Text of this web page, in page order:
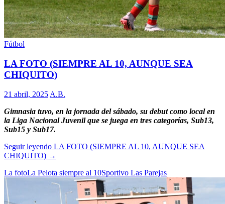
Fútbol
LA FOTO (SIEMPRE AL 10, AUNQUE SEA
CHIQUITO)
21 abril, 2025 A.B.
Gimnasia tuvo, en la jornada del sábado, su debut como local en
la Liga Nacional Juvenil que se juega en tres categorías, Sub13,
Sub15 y Sub17.
Seguir leyendo LA FOTO (SIEMPRE AL 10, AUNQUE SEA
CHIQUITO) →
La fotoLa Pelota siempre al 10Sportivo Las Parejas